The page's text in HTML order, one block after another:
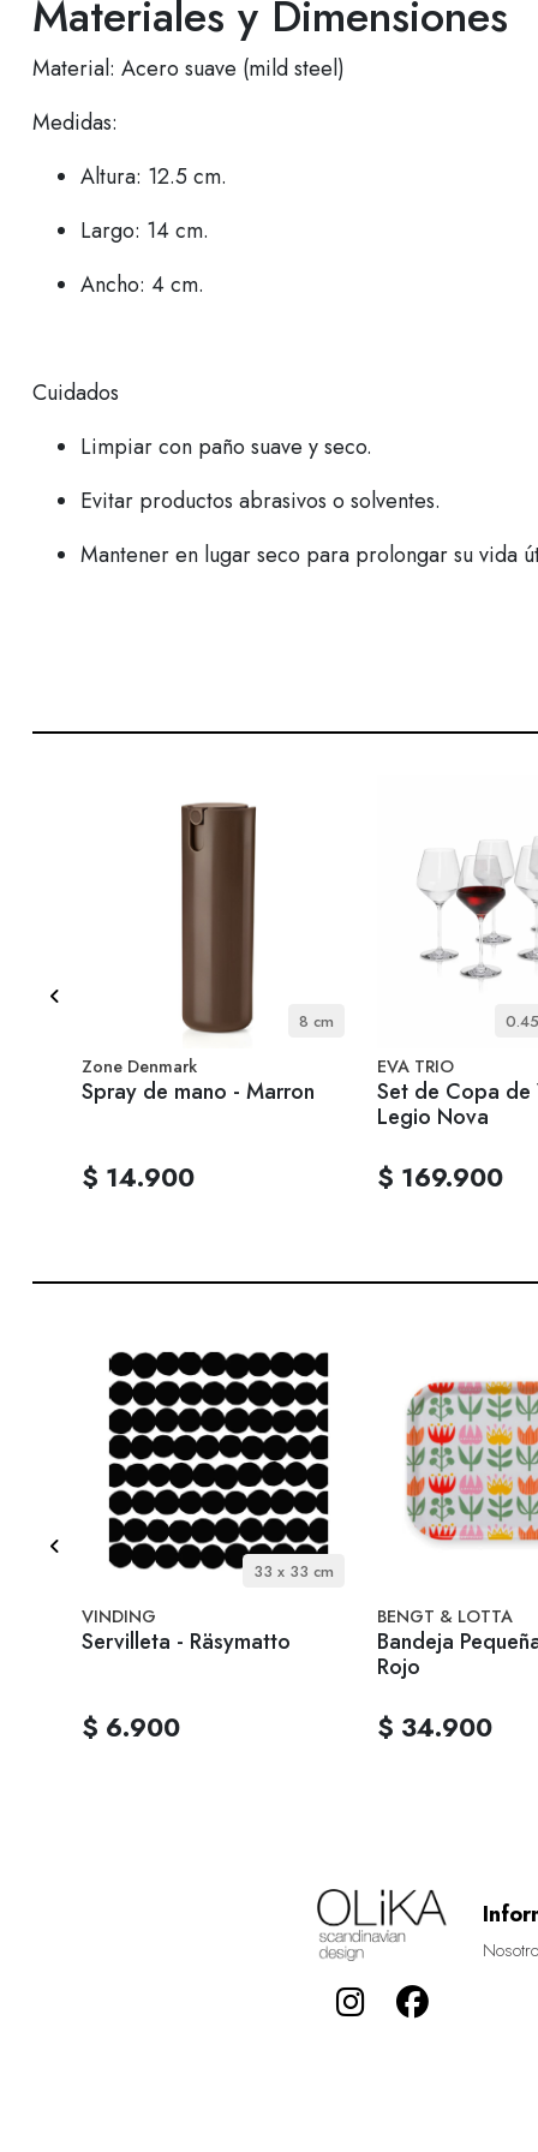
Materiales y Dimensiones
Material: Acero suave (mild steel)
Medidas:
Altura: 12.5 cm.
Largo: 14 cm.
Ancho: 4 cm.
Cuidados
Limpiar con paño suave y seco.
Evitar productos abrasivos o solventes.
Mantener en lugar seco para prolongar su vida
8 cm
Zone Denmark
Spray de mano - Marron
$ 14.900
EVA TRIO
Set de Copa de
Legio Nova
$ 169.900
33 x 33 cm
VINDING
Servilleta - Räsymatto
$ 6.900
BENGT & LOTTA
Bandeja
Rojo
$ 34.900